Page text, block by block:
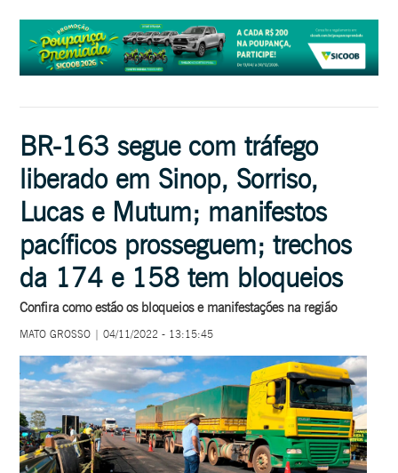
BR-163 segue com tráfego
liberado em Sinop, Sorriso,
Lucas e Mutum; manifestos
pacíficos prosseguem; trechos
da 174 e 158 tem bloqueios
Confira como estão os bloqueios e manifestações na região
MATO GROSSO | 04/11/2022 - 13:15:45